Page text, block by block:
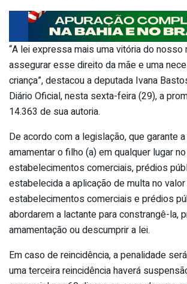
“A lei expressa mais uma vitória do nosso
assegurar esse direito da mãe e uma
criança”, destacou a deputada Ivana
Diário Oficial, nesta sexta-feira (29), a
14.363 de sua autoria.
De acordo com a legislação, que garante
amamentar o filho (a) em qualquer lugar
estabelecimentos comerciais, prédios
estabelecida a aplicação de multa no
estabelecimentos comerciais e prédios
abordarem a lactante para constrangê-la,
amamentação ou descumprir a lei.
Em caso de reincidência, a penalidade
uma terceira reincidência haverá